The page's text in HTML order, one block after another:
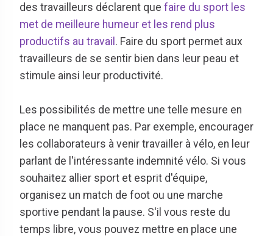
des travailleurs déclarent que faire du sport les
met de meilleure humeur et les rend plus
productifs au travail . Faire du sport permet aux
travailleurs de se sentir bien dans leur peau et
stimule ainsi leur productivité.
Les possibilités de mettre une telle mesure en
place ne manquent pas. Par exemple, encourager
les collaborateurs à venir travailler à vélo, en leur
parlant de l'intéressante indemnité vélo. Si vous
souhaitez allier sport et esprit d'équipe,
organisez un match de foot ou une marche
sportive pendant la pause. S'il vous reste du
temps libre, vous pouvez mettre en place une